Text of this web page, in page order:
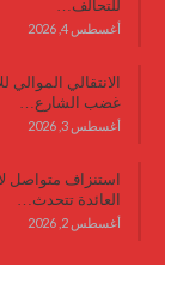
للتحالف…
أغسطس 4, 2026
الانتقالي
غضب الشارع…
أغسطس 3, 2026
استنزاف متواصل
العائدة تتحدث…
أغسطس 2, 2026